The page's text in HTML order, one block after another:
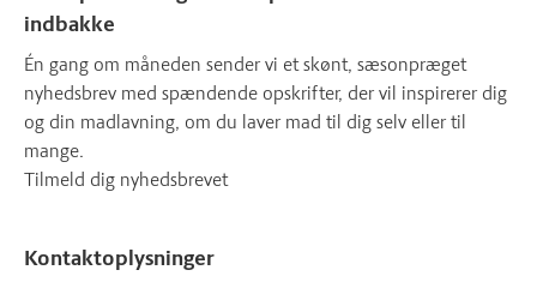
indbakke
Én gang om måneden sender vi et skønt, sæsonpræget
nyhedsbrev med spændende opskrifter, der vil inspirerer dig
og din madlavning, om du laver mad til dig selv eller til
mange.
Tilmeld dig nyhedsbrevet
Kontaktoplysninger